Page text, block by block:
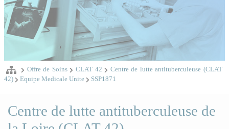
Offre de Soins CLAT 42
Centre de lutte antituberculeuse (CLAT
42)
Equipe Medicale Unite SSP1871
Centre de lutte antituberculeuse de